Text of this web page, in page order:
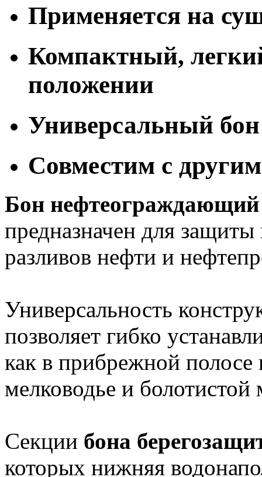
Применяется на
Компактный,
положении
Универсальный
Совместим с
Бон
предназначен для
разливов нефти и
Универсальность
позволяет гибко
как в прибрежной полосе
мелководье и болотистой
Секции бона
которых нижняя